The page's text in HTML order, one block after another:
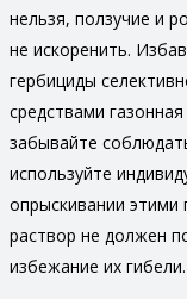
нельзя, ползучие и
не искоренить.
гербициды
средствами
забывайте
используйте
опрыскивании
раствор не должен
избежание их гибели.